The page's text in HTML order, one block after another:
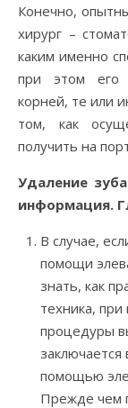
Конечно,
хирург –
каким именно
при этом его
корней, те или
том, как
получить на
Удаление
информация.
В случае,
помощи
знать, как
техника,
процедуры
заключается
помощью
Прежде чем